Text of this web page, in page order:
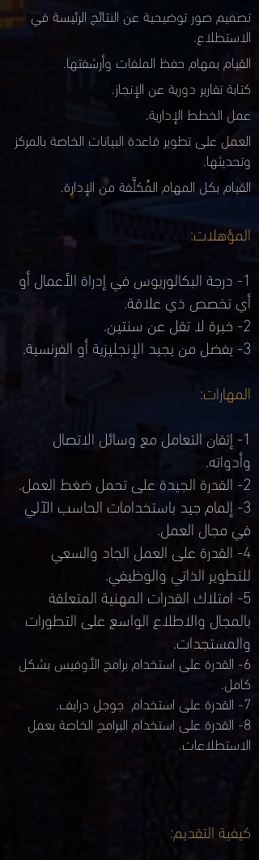
تصميم صور توضيحية عن النتائج الرئيسة في
الاستطلاع.
القيام بمهام حفظ الملفات وأرشفتها.
كتابة تقارير دورية عن الإنجاز.
عمل الخطط الإدارية.
العمل على تطوير قاعدة البيانات الخاصة بالمركز
وتحديثها.
القيام بكل المهام المُكلَّفة من الإدارة.
المؤهلات:
1- درجة البكالوريوس في إدراة الأعمال أو
أي تخصص ذي علاقة.
2- خبرة لا تقل عن سنتين.
3- يفضل من يجيد الإنجليزية أو الفرنسية.
المهارات:
1- إتقان التعامل مع وسائل الاتصال
وأدواته.
2- القدرة الجيدة على تحمل ضغط العمل.
3- إلمام جيد باستخدامات الحاسب الآلي
في مجال العمل.
4- القدرة على العمل الجاد والسعي
للتطوير الذاتي والوظيفي.
5- امتلاك القدرات المهنية المتعلقة
بالمجال والاطلاع الواسع على التطورات
والمستجدات.
6- القدرة على استخدام برامج الأوفيس بشكل
كامل.
7- القدرة على استخدام جوجل درايف.
8- القدرة على استخدام البرامج الخاصة بعمل
الاستطلاعات.
كيفية التقديم: